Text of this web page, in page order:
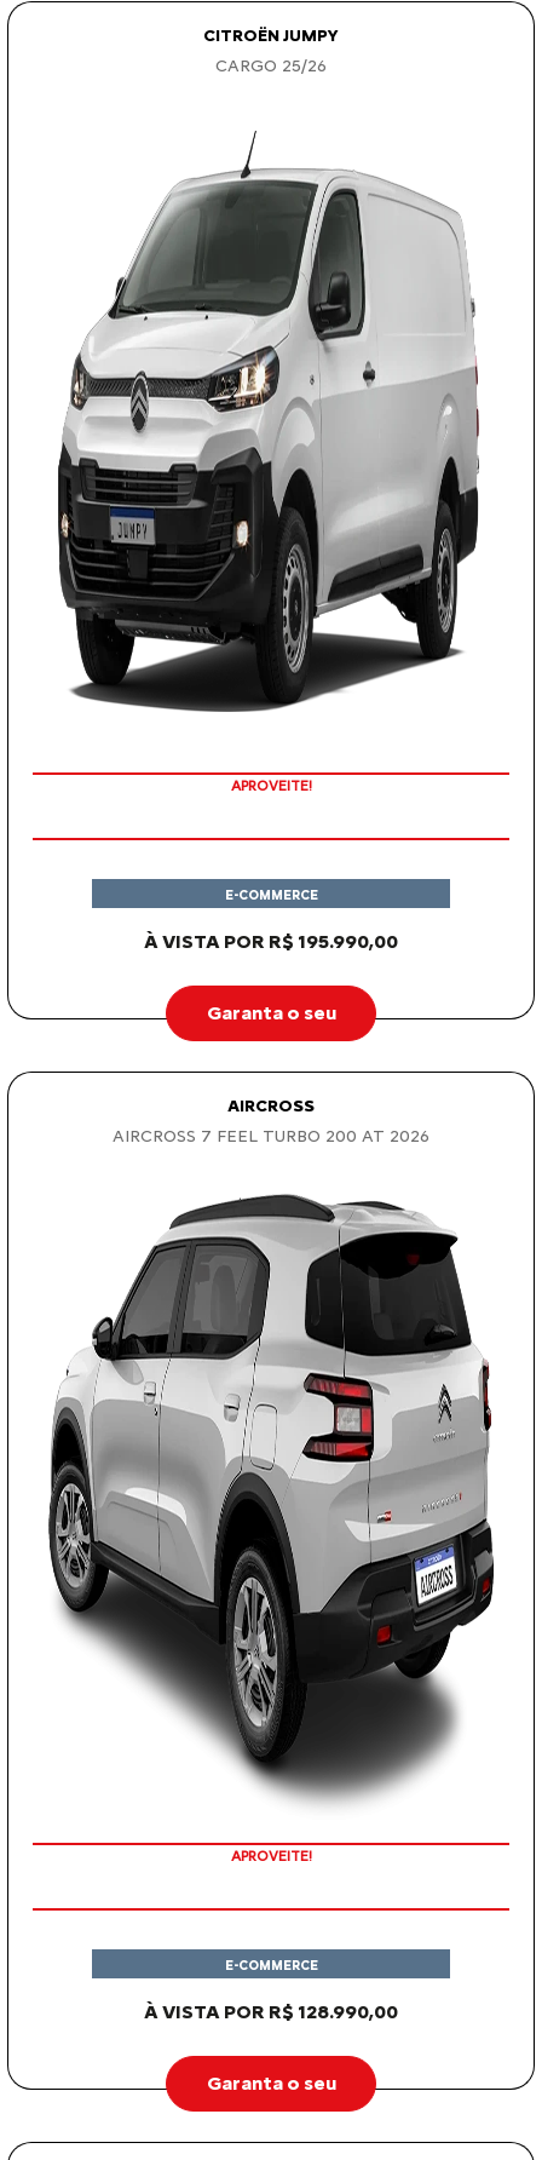
CITROËN JUMPY
CARGO 25/26
APROVEITE!
À VISTA POR R$ 195.990,00
E-COMMERCE
Garanta o seu
AIRCROSS
AIRCROSS 7 FEEL TURBO 200 AT 2026
APROVEITE!
À VISTA POR R$ 128.990,00
E-COMMERCE
Garanta o seu